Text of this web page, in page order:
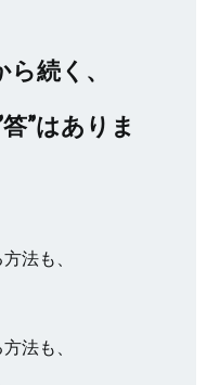
続く、
”はありま
法も、
法も、